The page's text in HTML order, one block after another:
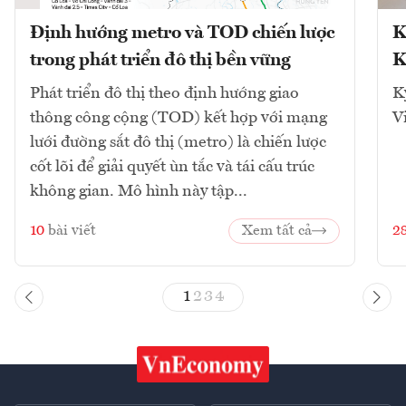
Định hướng metro và TOD chiến lược
trong phát triển đô thị bền vững
Phát triển đô thị theo định hướng giao
thông công cộng (TOD) kết hợp với mạng
lưới đường sắt đô thị (metro) là chiến lược
cốt lõi để giải quyết ùn tắc và tái cấu trúc
không gian. Mô hình này tập...
10 bài viết Xem tất cả
1 23 4